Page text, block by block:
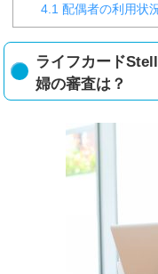
4.1 配偶者の利用状
ライフカード
婦の審査は？